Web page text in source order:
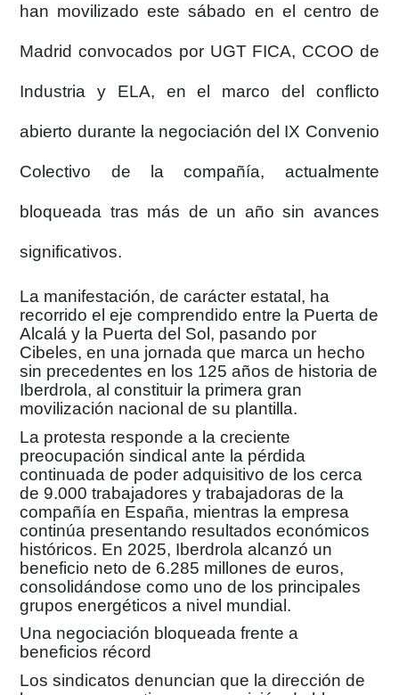
han movilizado este sábado en el centro de
Madrid convocados por UGT FICA, CCOO de
Industria y ELA, en el marco del conflicto
abierto durante la negociación del IX Convenio
Colectivo de la compañía, actualmente
bloqueada tras más de un año sin avances
significativos.
La manifestación, de carácter estatal, ha
recorrido el eje comprendido entre la Puerta de
Alcalá y la Puerta del Sol , pasando por
Cibeles, en una jornada que marca un hecho
sin precedentes en los 125 años de historia de
Iberdrola, al constituir la primera gran
movilización nacional de su plantilla.
La protesta responde a la creciente
preocupación sindical ante la pérdida
continuada de poder adquisitivo de los cerca
de 9.000 trabajadores y trabajadoras de la
compañía en España, mientras la empresa
continúa presentando resultados económicos
históricos. En 2025, Iberdrola alcanzó un
beneficio neto de 6.285 millones de euros,
consolidándose como uno de los principales
grupos energéticos a nivel mundial.
Una negociación bloqueada frente a
beneficios récord
Los sindicatos denuncian que la dirección de